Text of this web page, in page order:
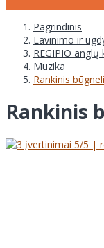
Pagrindinis
Lavinimo ir
REGIPIO
Muzika
Rankinis
Rankinis
5/5 |